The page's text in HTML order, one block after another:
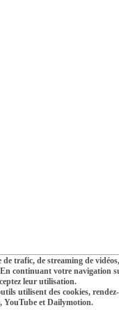
de trafic, de streaming de
continuant votre navigation
leur utilisation.
utilisent des cookies,
YouTube et Dailymotion.